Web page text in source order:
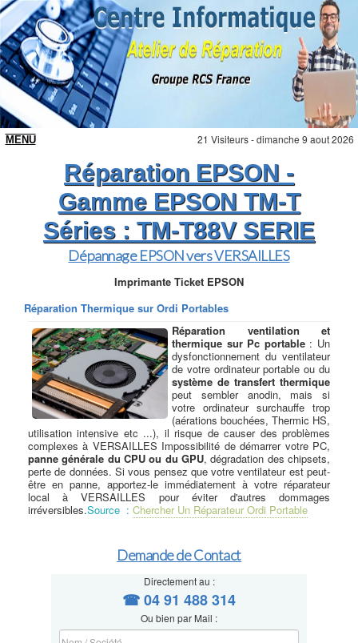
21 Visiteurs - dimanche 9 aout 2026
Réparation EPSON -
Gamme EPSON TM-T
Séries : TM-T88V SERIE
Dépannage EPSON vers VERSAILLES
Imprimante Ticket EPSON
Réparation Thermique sur Ordi Portables
Réparation ventilation et
thermique sur Pc portable: Un
dysfonctionnement du ventilateur
de votre ordinateur portable ou du
système de transfert thermique
peut sembler anodin, mais si
votre ordinateur surchauffe trop
(aérations bouchées, Thermic HS,
utilisation intensive etc ...), il risque de causer des problèmes
complexes à VERSAILLES Impossibilité de démarrer votre PC,
panne générale du CPU ou du GPU, dégradation des chipsets,
perte de données. Si vous pensez que votre ventilateur est peut-
être en panne, apportez-le immédiatement à votre réparateur
local à VERSAILLES pour éviter d'autres dommages
irréversibles.Source : Chercher Un Réparateur Ordi Portable
Demande de Contact
Directement au :
☎ 04 91 488 314
Ou bien par Mail :